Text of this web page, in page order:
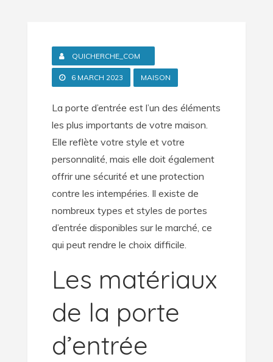
QUICHERCHE_COM
6 MARCH 2023 MAISON
La porte d’entrée est l’un des éléments
les plus importants de votre maison.
Elle reflète votre style et votre
personnalité, mais elle doit également
offrir une sécurité et une protection
contre les intempéries. Il existe de
nombreux types et styles de portes
d’entrée disponibles sur le marché, ce
qui peut rendre le choix difficile.
Les matériaux
de la porte
d’entrée